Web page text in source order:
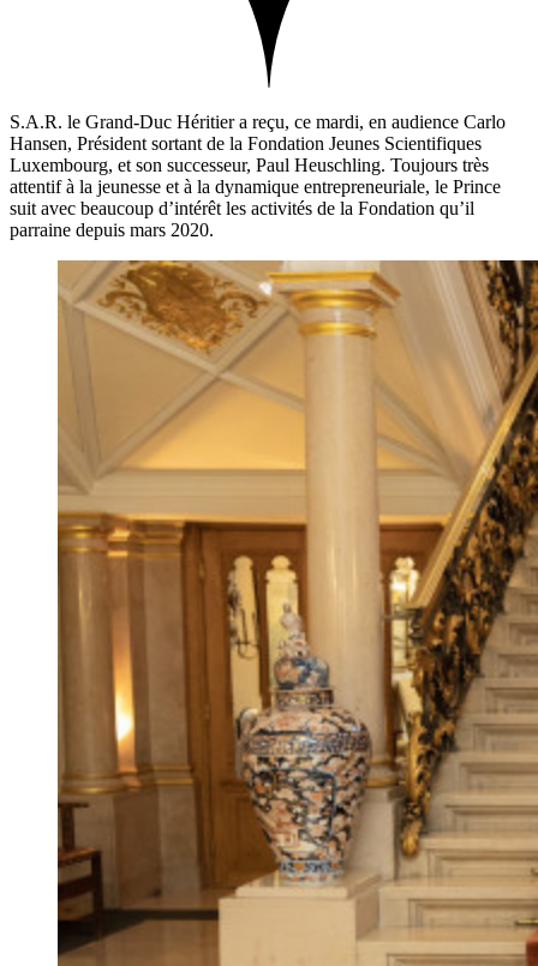
S.A.R. le Grand-Duc Héritier a reçu, ce mardi, en audience Carlo
Hansen, Président sortant de la Fondation Jeunes Scientifiques
Luxembourg, et son successeur, Paul Heuschling. Toujours très
attentif à la jeunesse et à la dynamique entrepreneuriale, le Prince
suit avec beaucoup d’intérêt les activités de la Fondation qu’il
parraine depuis mars 2020.